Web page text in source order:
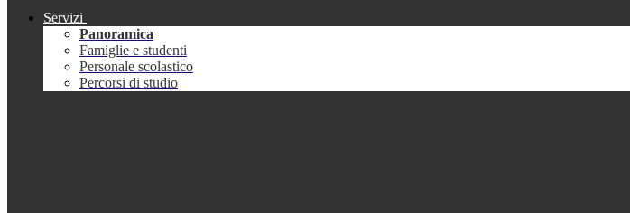
Servizi
Panoramica
Famiglie e studenti
Personale scolastico
Percorsi di studio